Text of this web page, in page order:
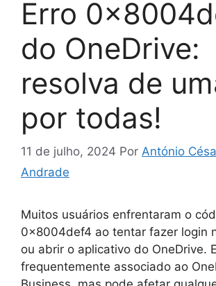
Erro
do OneDrive:
resolva de
por todas!
11 de julho, 2024 Por António
Andrade
Muitos usuários enfrentaram o
0x8004def4 ao tentar fazer login
ou abrir o aplicativo do OneDrive.
frequentemente associado ao